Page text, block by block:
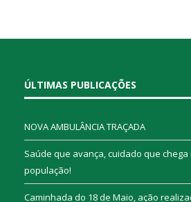
ÚLTIMAS PUBLICAÇÕES
NOVA AMBULÂNCIA TRAÇADA
Saúde que avança, cuidado que
população!
Caminhada do 18 de Maio, ação